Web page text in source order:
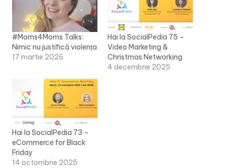
#Moms4Moms Talks:
Nimic nu justifică violența
17 martie 2026
Hai la SocialPedia 75 –
Video Marketing &
Christmas Networking
4 decembrie 2025
Hai la SocialPedia 73 –
eCommerce for Black
Friday
14 octombrie 2025